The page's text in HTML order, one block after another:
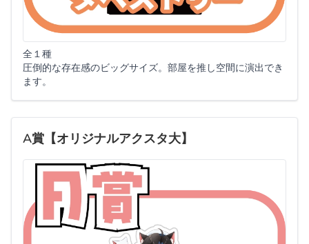
全１種
圧倒的な存在感のビッグサイズ。部屋を推し空間に演出でき
ます。
A賞【オリジナルアクスタ大】